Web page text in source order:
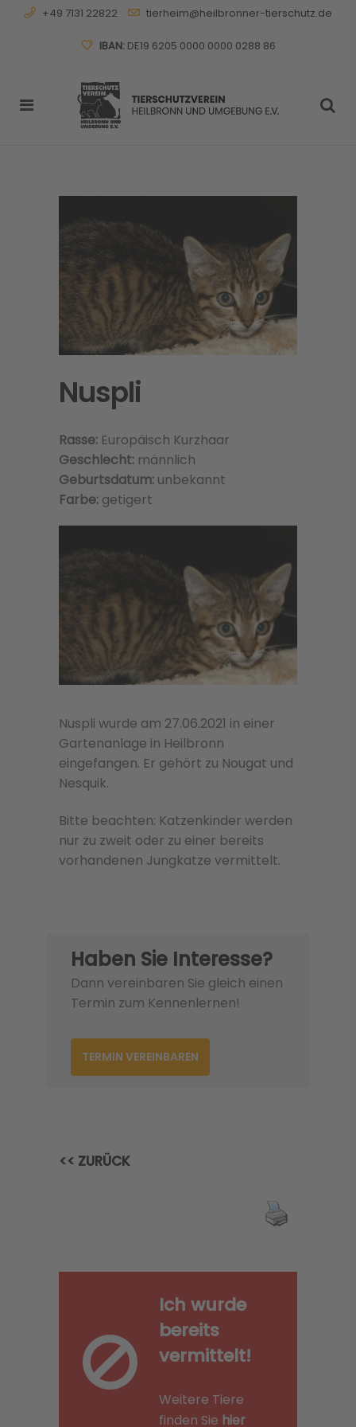
+49 7131 22822 tierheim@heilbronner-tierschutz.de
IBAN:DE19 6205 0000 0000 0288 86
Nuspli
Rasse: Europäisch Kurzhaar
Geschlecht: männlich
Geburtsdatum: unbekannt
Farbe: getigert
Nuspli wurde am 27.06.2021 in einer
Gartenanlage in Heilbronn
eingefangen. Er gehört zu Nougat und
Nesquik.
Bitte beachten: Katzenkinder werden
nur zu zweit oder zu einer bere­its
vorhan­de­nen Jungkatze ver­mit­telt.
Haben Sie Interesse?
Dann vereinbaren Sie gleich einen
Termin zum Kennenlernen!
TERMIN VEREINBAREN
<< ZURÜCK
Ich wurde
bereits
vermittelt!
Weitere Tiere
finden Sie hier